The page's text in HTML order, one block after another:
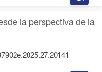
la perspectiva de la